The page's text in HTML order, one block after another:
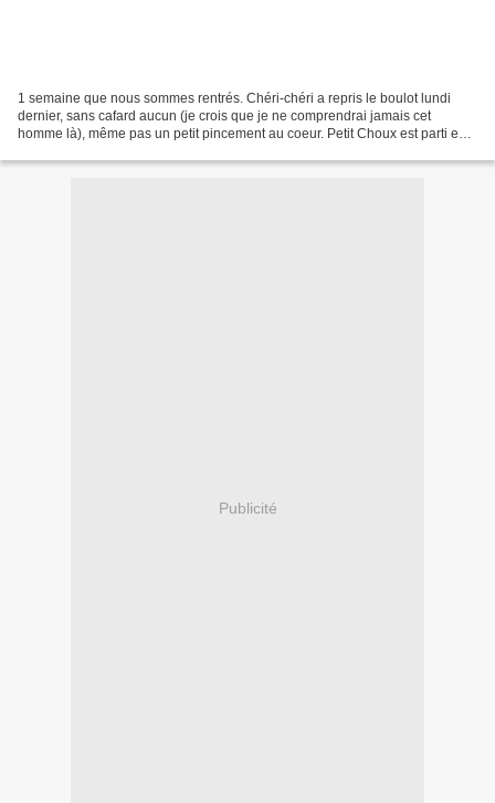
1 semaine que nous sommes rentrés. Chéri-chéri a repris le boulot lundi
dernier, sans cafard aucun (je crois que je ne comprendrai jamais cet
homme là), même pas un petit pincement au coeur. Petit Choux est parti en
Publicité